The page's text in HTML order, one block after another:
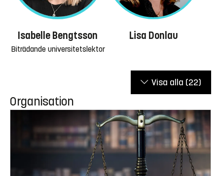
Isabelle Bengtsson
Biträdande universitetslektor
Lisa Donlau
Visa alla (22)
Organisation